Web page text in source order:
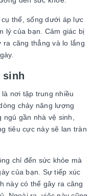
thể, sống dưới áp lực
lý của bạn. Cảm giác bị
ra căng thẳng và lo lắng
sinh
nơi tập trung nhiều
chảy năng lượng
gần nhà vệ sinh,
tiêu cực này sẽ lan tràn
chỉ đến sức khỏe mà
của bạn. Sự tiếp xúc
này có thể gây ra căng